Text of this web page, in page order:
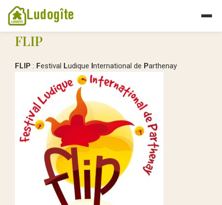
Ludogîte
FLIP
FLIP : Festival Ludique nternational de Parthenay